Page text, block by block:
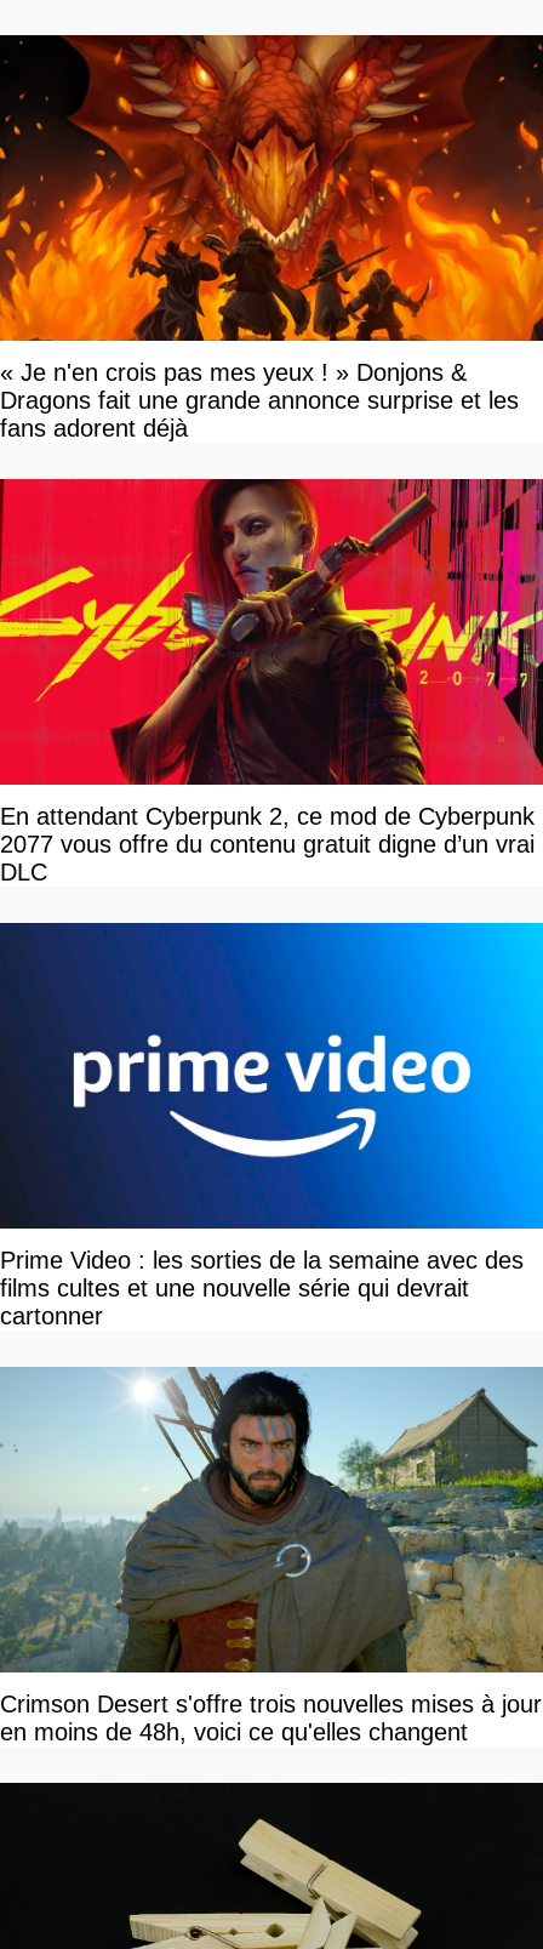
« Je n'en crois pas mes yeux ! » Donjons &
Dragons fait une grande annonce surprise et les
fans adorent déjà
En attendant Cyberpunk 2, ce mod de Cyberpunk
2077 vous offre du contenu gratuit digne d’un vrai
DLC
Prime Video : les sorties de la semaine avec des
films cultes et une nouvelle série qui devrait
cartonner
Crimson Desert s'offre trois nouvelles mises à jour
en moins de 48h, voici ce qu'elles changent